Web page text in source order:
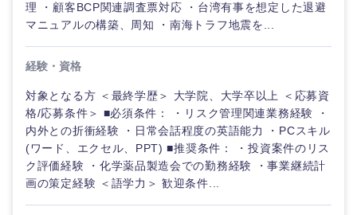
理 ・顧客BCP関連調査票対応 ・台湾有事を想定した退避
マニュアルの構築、周知 ・南海トラフ地震を...
経験・資格
対象となる方 ＜最終学歴＞ 大学院、大学卒以上 ＜応募資
格/応募条件＞ ■必須条件： ・リスク管理関連業務経験 ・
内外との折衝経験 ・日常会話程度の英語能力 ・PCスキル
(ワード、エクセル、PPT) ■推奨条件： ・投資案件のリス
ク評価経験 ・化学薬品製造会での勤務経験 ・事業継続計
画の策定経験 ＜語学力＞ 歓迎条件...